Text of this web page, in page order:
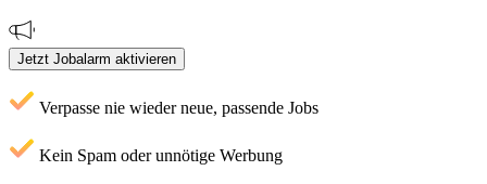
Jetzt Jobalarm aktivieren
Verpasse nie wieder neue, passende Jobs
Kein Spam oder unnötige Werbung